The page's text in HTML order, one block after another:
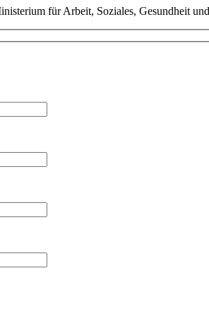
für Arbeit, Soziales, Gesundheit